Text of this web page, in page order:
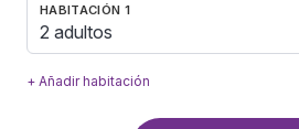
HABITACIÓN 1
2 adultos
+ Añadir habitación